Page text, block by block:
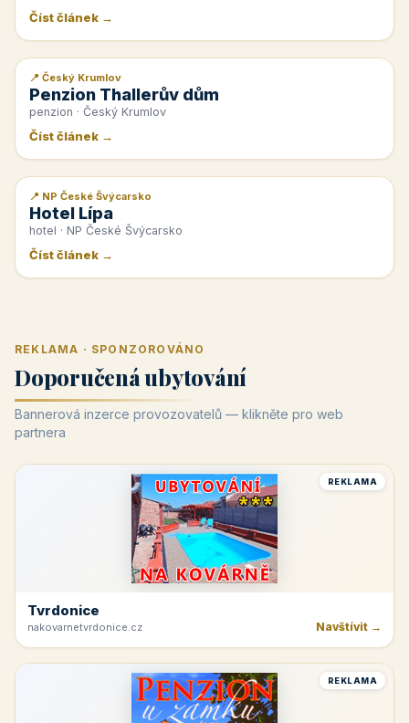
Číst článek →
📰 PR článek
📍 Český Krumlov
Penzion Thallerův dům
penzion · Český Krumlov
Číst článek →
📰 PR článek
📍 NP České Švýcarsko
Hotel Lípa
hotel · NP České Švýcarsko
Číst článek →
REKLAMA · SPONZOROVÁNO
Doporučená ubytování
Bannerová inzerce provozovatelů — klikněte pro web
partnera
REKLAMA
Tvrdonice
nakovarnetvrdonice.cz Navštívit →
REKLAMA